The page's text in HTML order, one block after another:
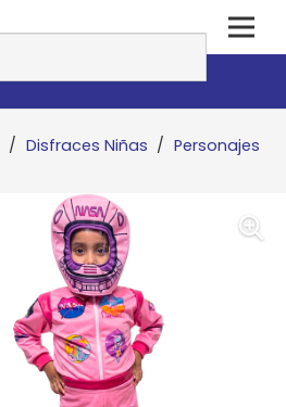
/ Disfraces Niñas / Personajes